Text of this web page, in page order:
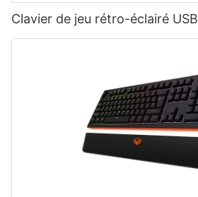
Clavier de jeu rétro-éclairé USB